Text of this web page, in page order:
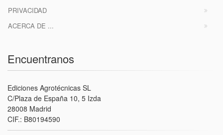
PRIVACIDAD
ACERCA DE ...
Encuentranos
Ediciones Agrotécnicas SL
C/Plaza de España 10, 5 Izda
28008 Madrid
CIF.: B80194590